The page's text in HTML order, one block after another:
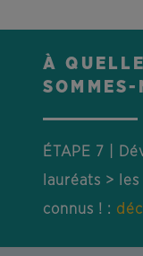
À
SOMMES-
ÉTAPE 7 |
lauréats >
connus ! :